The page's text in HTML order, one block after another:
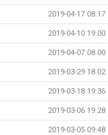
2019-04-17 08:17
2019-04-10 19:00
2019-04-07 08:00
2019-03-29 18:02
2019-03-18 19:36
2019-03-06 19:28
2019-03-05 09:48